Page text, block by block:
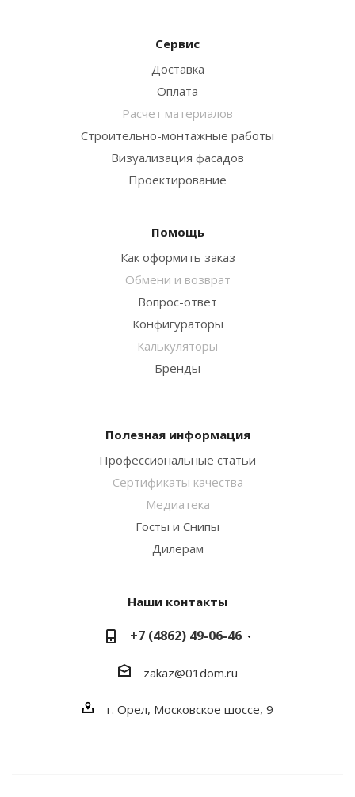
Сервис
Доставка
Оплата
Расчет материалов
Строительно-монтажные работы
Визуализация фасадов
Проектирование
Помощь
Как оформить заказ
Обмени и возврат
Вопрос-ответ
Конфигураторы
Калькуляторы
Бренды
Полезная информация
Профессиональные статьи
Сертификаты качества
Медиатека
Госты и Снипы
Дилерам
Наши контакты
+7 (4862) 49-06-46
zakaz@01dom.ru
г. Орел, Московское шоссе, 9